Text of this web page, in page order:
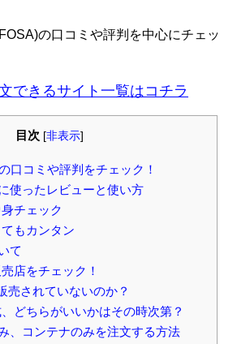
の口コミや評判を中心にチェッ
できるサイト一覧はコチラ
目次 [非表示]
口コミや評判をチェック！
使ったレビューと使い方
チェック
もカンタン
て
店をチェック！
売されていないのか？
どちらがいいかはその時次第？
、コンテナのみを注文する方法